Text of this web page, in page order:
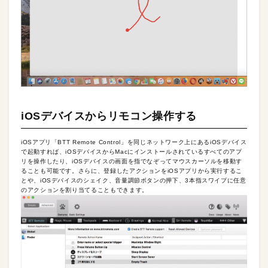
iOSデバイスからリモコン操作する
iOSアプリ「BTT Remote Control」を同じネットワーク上にあるiOSデバイス
で起動すれば、iOSデバイスからMacにインストールされているすべてのアプ
リを操作したり、iOSデバイスの画面を指でなぞってマウスカーソルを移動す
ることも可能です。さらに、登録したアクションをiOSアプリから実行するこ
とや、iOSデバイスのシェイク、音量調節ボタンの押下、3本指スワイプに任意
のアクションを割り当てることもできます。